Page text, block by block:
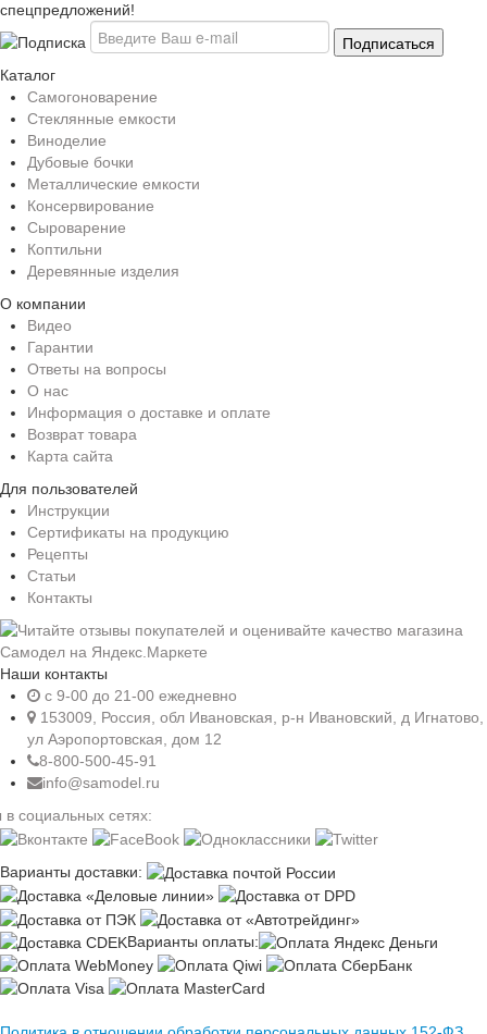
спецпредложений!
Каталог
Самогоноварение
Стеклянные емкости
Виноделие
Дубовые бочки
Металлические емкости
Консервирование
Сыроварение
Коптильни
Деревянные изделия
О компании
Видео
Гарантии
Ответы на вопросы
О нас
Информация о доставке и оплате
Возврат товара
Карта сайта
Для пользователей
Инструкции
Сертификаты на продукцию
Рецепты
Статьи
Контакты
Наши контакты
c 9-00 до 21-00 ежедневно
153009, Россия, обл Ивановская, р-н Ивановский, д Игнатово,
ул Аэропортовская, дом 12
8-800-500-45-91
info@samodel.ru
социальных сетях:
Варианты доставки:
Варианты оплаты: